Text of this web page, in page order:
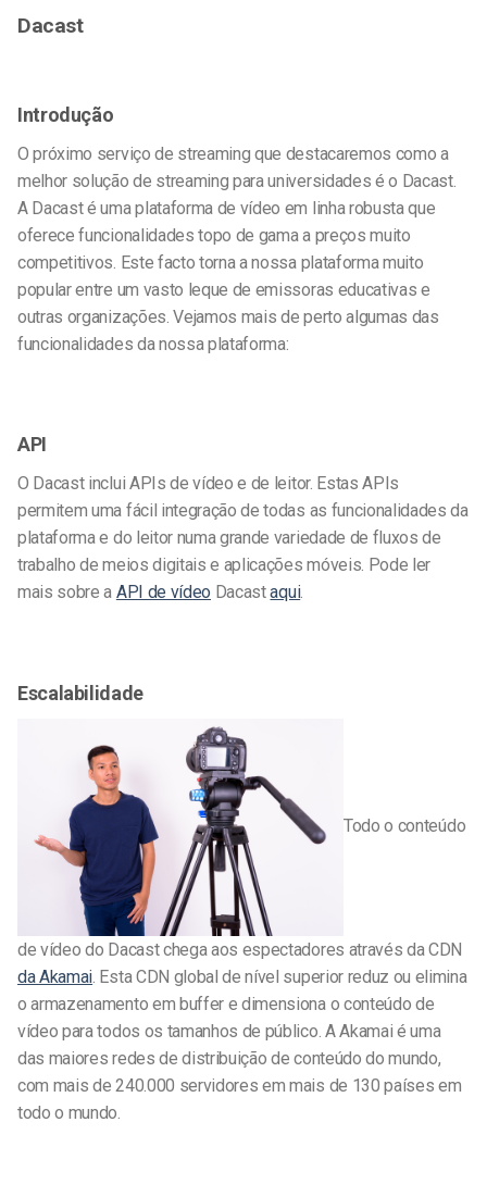
Dacast
Introdução
O próximo serviço de streaming que destacaremos como a
melhor solução de streaming para universidades é o Dacast.
A Dacast é uma plataforma de vídeo em linha robusta que
oferece funcionalidades topo de gama a preços muito
competitivos. Este facto torna a nossa plataforma muito
popular entre um vasto leque de emissoras educativas e
outras organizações. Vejamos mais de perto algumas das
funcionalidades da nossa plataforma:
API
O Dacast inclui APIs de vídeo e de leitor. Estas APIs
permitem uma fácil integração de todas as funcionalidades da
plataforma e do leitor numa grande variedade de fluxos de
trabalho de meios digitais e aplicações móveis. Pode ler
mais sobre a API de vídeo Dacastaqui.
Escalabilidade
Todo o conteúdo
de vídeo do Dacast chega aos espectadores através da CDN
da Akamai. Esta CDN global de nível superior reduz ou elimina
o armazenamento em buffer e dimensiona o conteúdo de
vídeo para todos os tamanhos de público. A Akamai é uma
das maiores redes de distribuição de conteúdo do mundo,
com mais de 240.000 servidores em mais de 130 países em
todo o mundo.